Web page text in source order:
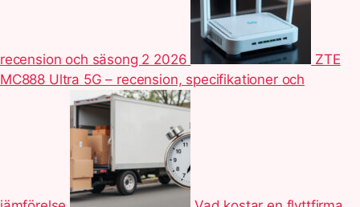
recension och säsong 2 2026
ZTE
MC888 Ultra 5G – recension, specifikationer och